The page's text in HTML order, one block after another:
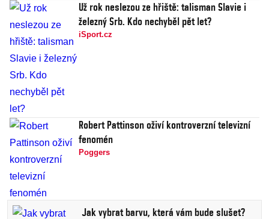
Už rok neslezou ze hřiště: talisman Slavie i
železný Srb. Kdo nechyběl pět let?
iSport.cz
Robert Pattinson oživí kontroverzní televizní
fenomén
Poggers
Jak vybrat barvu, která vám bude slušet?